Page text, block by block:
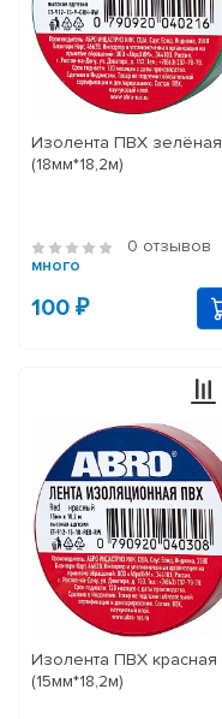
Изолента ПВХ зелёная
(18мм*18,2м)
0 отзывов
много
100 ₽
Изолента ПВХ красная
(15мм*18,2м)